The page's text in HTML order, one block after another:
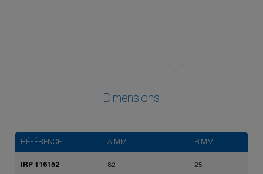
Dimensions
RÉFÉRENCE A MM B MM
IRP 116152 82 25